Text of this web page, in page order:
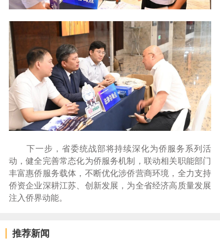
下一步，省委统战部将持续深化为侨服务系列活
动，健全完善常态化为侨服务机制，联动相关职能部门
丰富惠侨服务载体，不断优化涉侨营商环境，全力支持
侨资企业深耕江苏、创新发展，为全省经济高质量发展
注入侨界动能。
推荐新闻